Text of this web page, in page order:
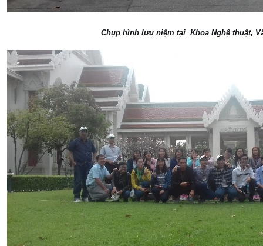
Chụp hình lưu niệm tại Khoa Nghệ thuật,